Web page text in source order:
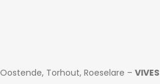
Torhout, Roeselare – VIVES